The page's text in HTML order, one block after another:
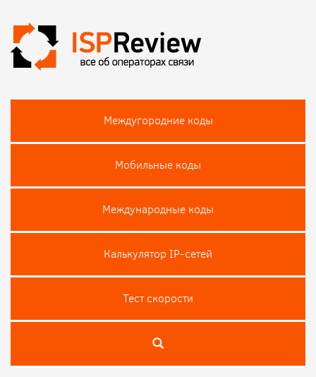
Междугородние коды
Мобильные коды
Международные коды
Калькулятор IP-сетей
Тест скороcти